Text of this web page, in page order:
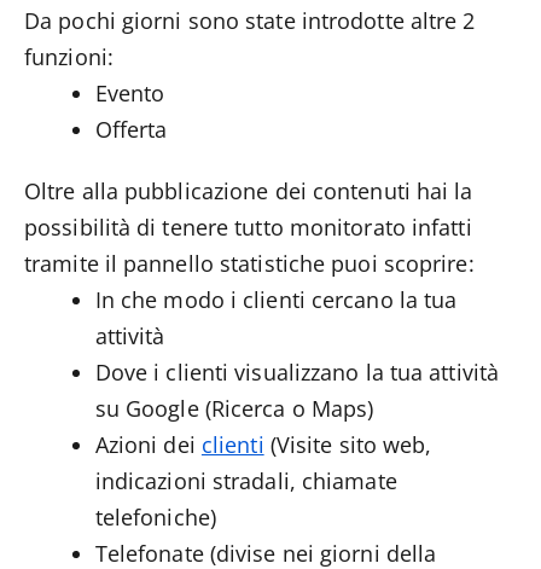
Da pochi giorni sono state introdotte altre 2
funzioni:
Evento
Offerta
Oltre alla pubblicazione dei contenuti hai la
possibilità di tenere tutto monitorato infatti
tramite il pannello statistiche puoi scoprire:
In che modo i clienti cercano la tua
attività
Dove i clienti visualizzano la tua attività
su Google (Ricerca o Maps)
Azioni dei clienti (Visite sito web,
indicazioni stradali, chiamate
telefoniche)
Telefonate (divise nei giorni della